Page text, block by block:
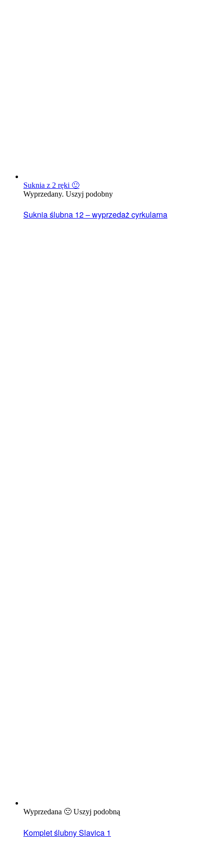
Suknia z 2 ręki 🙂
Wyprzedany. Uszyj podobny
Suknia ślubna 12 – wyprzedaż cyrkularna
Wyprzedana 🙁 Uszyj podobną
Komplet ślubny Slavica 1